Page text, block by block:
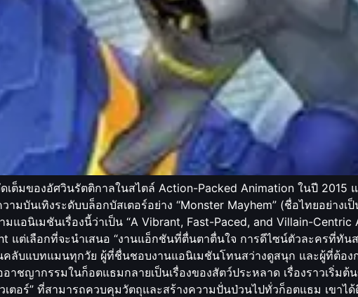
ต็มของอัศวินรัตติกาลในสไตล์ Action-Packed Animation ในปี 2015
มบันเทิงระดับบล็อกบัสเตอร์อย่าง “Monster Mayhem” (ชื่อไทยอย่าง
อนิเมชันเรื่องนี้ว่าเป็น “A Vibrant, Fast-Paced, and Villain-Centric
แต่เลือกที่จะนำเสนอ “งานแอ็กชันที่ตื่นตาตื่นใจ การดีไซน์ตัวละครที่ทัน
คลับแบทแมนทุกวัย ผู้ที่ชื่นชอบงานแอนิเมชันโทนสว่างดูสนุก และผู้ที่ต้อง
ชญากรรมในก็อตแธมกลายเป็นเรื่องของสัตว์ประหลาด เรื่องราวเริ่มต้น
ตอร์” ที่สามารถควบคุมวัตถุและสร้างความปั่นป่วนไปทั่วก็อตแธม เขาได้